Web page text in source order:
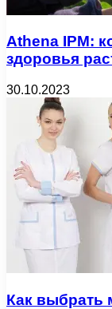
Athena IPM:
здоровья
30.10.2023
Как выбрать